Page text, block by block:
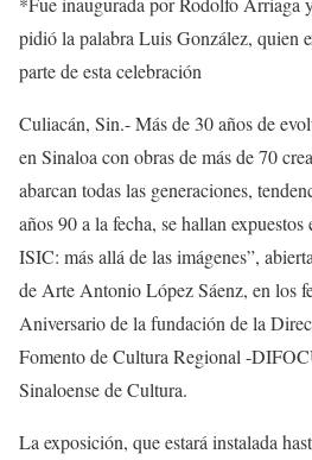
pidió la palabra Luis González, quien
parte de esta celebración
Culiacán, Sin.-Más de 30 años de
en Sinaloa con obras de más de70
abarcan todas las generaciones,
años 90 a la fecha, se hallan
ISIC: más allá de las imágenes”,
de Arte Antonio López Sáenz, en los
Aniversario de la fundación de la
Fomento de Cultura Regional -
Sinaloense de Cultura.
La exposición, que estará instalada